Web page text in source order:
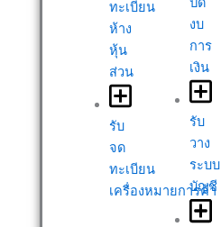
ทะเบียน
ห้าง
หุ้น
ส่วน
รับ
จด
ทะเบียน
เครื่องหมายการค้า
งบ
การ
เงิน
รับ
วาง
ระบบ
บัญชี